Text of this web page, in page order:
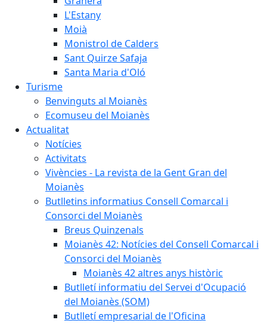
L'Estany
Moià
Monistrol de Calders
Sant Quirze Safaja
Santa Maria d'Oló
Turisme
Benvinguts al Moianès
Ecomuseu del Moianès
Actualitat
Notícies
Activitats
Vivències - La revista de la Gent Gran del
Moianès
Butlletins informatius Consell Comarcal i
Consorci del Moianès
Breus Quinzenals
Moianès 42: Notícies del Consell Comarcal i
Consorci del Moianès
Moianès 42 altres anys històric
Butlletí informatiu del Servei d'Ocupació
del Moianès (SOM)
Butlletí empresarial de l'Oficina